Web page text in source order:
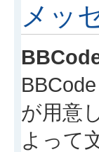
メッ
が用意
よって